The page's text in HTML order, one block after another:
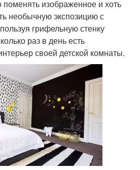
поменять изображенное и хоть
необычную экспозицию с
грифельную стенку
раз в день есть
своей детской комнаты.